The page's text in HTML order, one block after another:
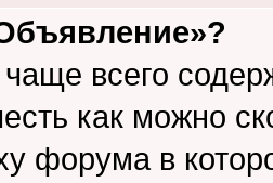
всего
как можно
форума в